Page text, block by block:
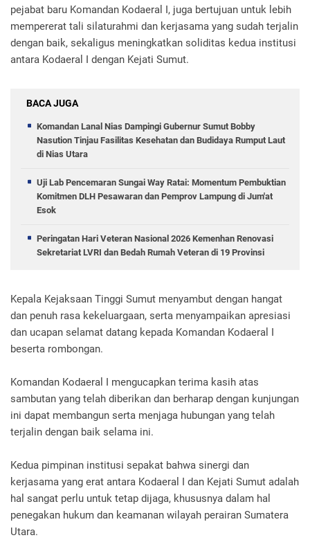
pejabat baru Komandan Kodaeral I, juga bertujuan untuk lebih
mempererat tali silaturahmi dan kerjasama yang sudah terjalin
dengan baik, sekaligus meningkatkan soliditas kedua institusi
antara Kodaeral I dengan Kejati Sumut.
BACA JUGA
Komandan Lanal Nias Dampingi Gubernur Sumut Bobby
Nasution Tinjau Fasilitas Kesehatan dan Budidaya Rumput Laut
di Nias Utara
Uji Lab Pencemaran Sungai Way Ratai: Momentum Pembuktian
Komitmen DLH Pesawaran dan Pemprov Lampung di Jum'at
Esok
Peringatan Hari Veteran Nasional 2026 Kemenhan Renovasi
Sekretariat LVRI dan Bedah Rumah Veteran di 19 Provinsi
Kepala Kejaksaan Tinggi Sumut menyambut dengan hangat
dan penuh rasa kekeluargaan, serta menyampaikan apresiasi
dan ucapan selamat datang kepada Komandan Kodaeral I
beserta rombongan.
Komandan Kodaeral I mengucapkan terima kasih atas
sambutan yang telah diberikan dan berharap dengan kunjungan
ini dapat membangun serta menjaga hubungan yang telah
terjalin dengan baik selama ini.
Kedua pimpinan institusi sepakat bahwa sinergi dan
kerjasama yang erat antara Kodaeral I dan Kejati Sumut adalah
hal sangat perlu untuk tetap dijaga, khususnya dalam hal
penegakan hukum dan keamanan wilayah perairan Sumatera
Utara.